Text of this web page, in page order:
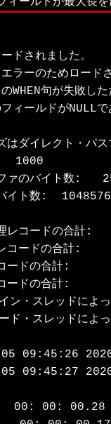
ドされました。
ラーのためロード
WHEN句が失敗した
ィールドがNULLで
はダイレクト・パス
1000
ァのバイト数:
イト数:  1048576
理レコードの合
レコードの合
レコードの合
コードの合計:
ン・スレッドに
ド・スレッドに
05 09:45:26
05 09:45:27
00: 00: 00.28